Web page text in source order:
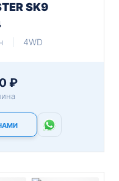
SK9
4WD
₽